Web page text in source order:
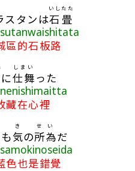
タンは石
いし
畳
たた
的石板路
に仕舞
しまい
った
藏在心裡
気
き
の所為
せい
だ
色也是錯覺